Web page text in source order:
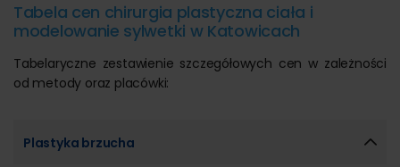
Tabela cen chirurgia plastyczna ciała i
modelowanie sylwetki w Katowicach
Tabelaryczne zestawienie szczegółowych cen w zależności
od metody oraz placówki:
Plastyka brzucha